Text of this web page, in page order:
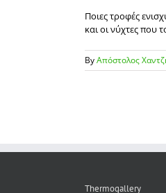
Ποιες τροφές
και οι νύχτες που
ByΑπόστολος
Thermogallery